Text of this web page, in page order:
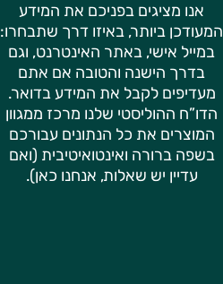
אנו מציגים בפניכם את המידע
המעודכן ביותר, באיזו דרך שתבחרו:
במייל אישי, באתר האינטרנט, וגם
בדרך הישנה והטובה אם אתם
מעדיפים לקבל את המידע בדואר.
הדו”ח ההוליסטי שלנו מרכז ממגוון
המוצרים את כל הנתונים עבורכם
בשפה ברורה ואינטואיטיבית (ואם
עדיין יש שאלות, אנחנו כאן).